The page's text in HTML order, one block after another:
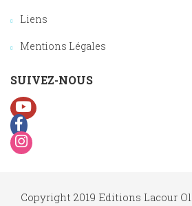
Liens
Mentions Légales
SUIVEZ-NOUS
Copyright 2019 Editions Lacour